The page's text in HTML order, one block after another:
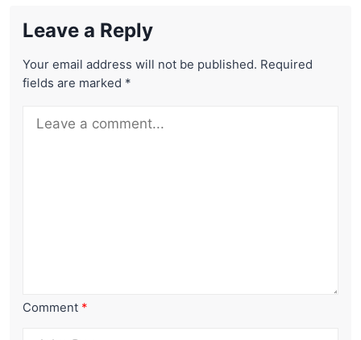
Leave a Reply
Your email address will not be published. Required
fields are marked *
Comment *